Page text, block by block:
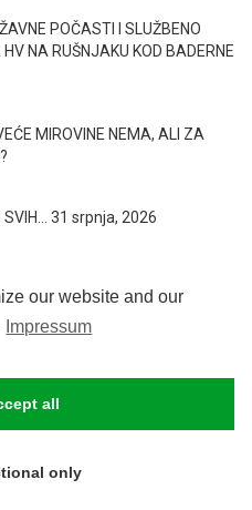
our website and our
Impressum
all
only
POČASTI I SLUŽBENO
NA RUŠNJAKU KOD BADERNE
MIROVINE NEMA, ALI ZA
31 srpnja, 2026